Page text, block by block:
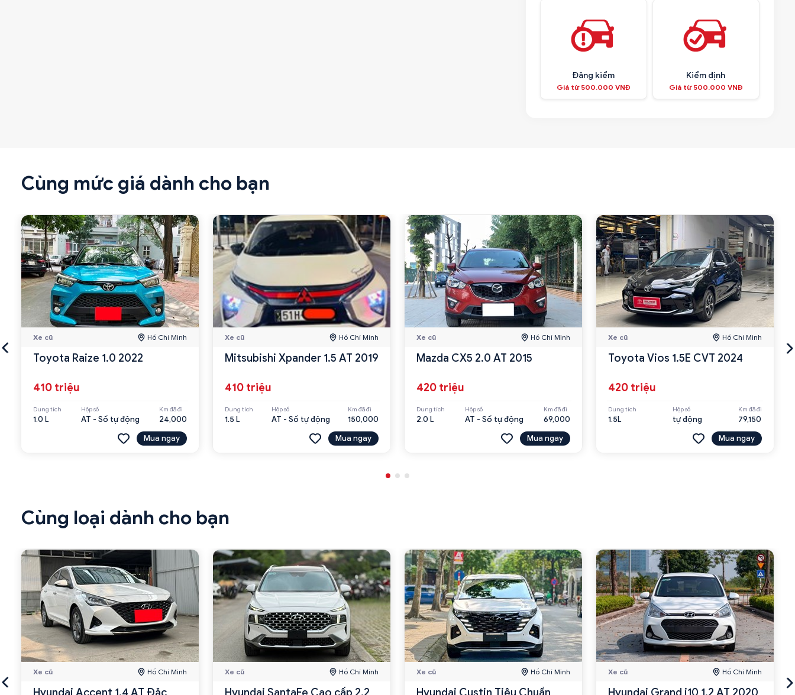
Đăng kiểm
Giá từ 500.000 VNĐ
Kiểm định
Giá từ 500.000 VNĐ
Cùng mức giá dành cho bạn
Xe cũ Hồ Chí Minh
Toyota Raize 1.0 2022
410 triệu
Dung tích
1.0 L
Hộp số
AT - Số tự động
Km đã đi
24,000
Mua ngay
Xe cũ Hồ Chí Minh
Mitsubishi Xpander 1.5 AT 2019
410 triệu
Dung tích
1.5 L
Hộp số
AT - Số tự động
Km đã đi
150,000
Mua ngay
Xe cũ Hồ Chí Minh
Mazda CX5 2.0 AT 2015
420 triệu
Dung tích
2.0 L
Hộp số
AT - Số tự động
Km đã đi
69,000
Mua ngay
Xe cũ Hồ Chí Minh
Toyota Vios 1.5E CVT 2024
420 triệu
Dung tích
1.5L
Hộp số
tự động
Km đã đi
79,150
Mua ngay
Cùng loại dành cho bạn
Xe cũ Hồ Chí Minh Xe cũ Hồ Chí Minh Xe cũ Hồ Chí Minh Xe cũ Hồ Chí Minh